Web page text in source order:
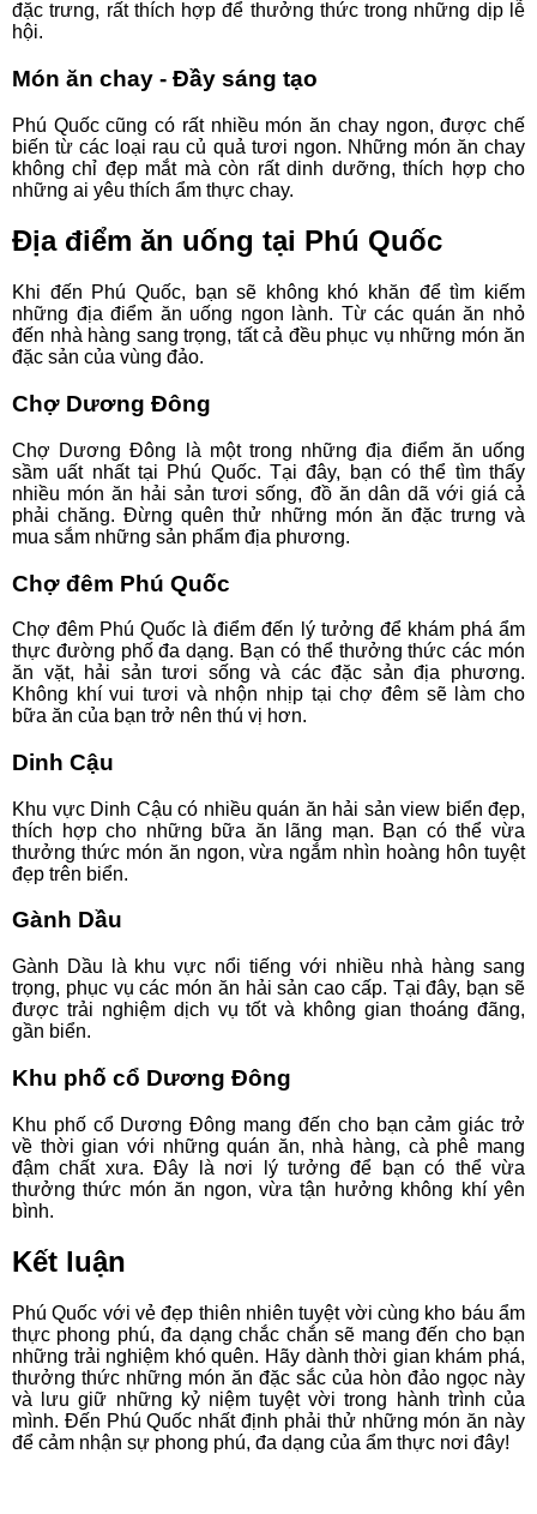
đặc trưng, rất thích hợp để thưởng thức trong những dịp lễ
hội.
Món ăn chay - Đầy sáng tạo
Phú Quốc cũng có rất nhiều món ăn chay ngon, được chế
biến từ các loại rau củ quả tươi ngon. Những món ăn chay
không chỉ đẹp mắt mà còn rất dinh dưỡng, thích hợp cho
những ai yêu thích ẩm thực chay.
Địa điểm ăn uống tại Phú Quốc
Khi đến Phú Quốc, bạn sẽ không khó khăn để tìm kiếm
những địa điểm ăn uống ngon lành. Từ các quán ăn nhỏ
đến nhà hàng sang trọng, tất cả đều phục vụ những món ăn
đặc sản của vùng đảo.
Chợ Dương Đông
Chợ Dương Đông là một trong những địa điểm ăn uống
sầm uất nhất tại Phú Quốc. Tại đây, bạn có thể tìm thấy
nhiều món ăn hải sản tươi sống, đồ ăn dân dã với giá cả
phải chăng. Đừng quên thử những món ăn đặc trưng và
mua sắm những sản phẩm địa phương.
Chợ đêm Phú Quốc
Chợ đêm Phú Quốc là điểm đến lý tưởng để khám phá ẩm
thực đường phố đa dạng. Bạn có thể thưởng thức các món
ăn vặt, hải sản tươi sống và các đặc sản địa phương.
Không khí vui tươi và nhộn nhịp tại chợ đêm sẽ làm cho
bữa ăn của bạn trở nên thú vị hơn.
Dinh Cậu
Khu vực Dinh Cậu có nhiều quán ăn hải sản view biển đẹp,
thích hợp cho những bữa ăn lãng mạn. Bạn có thể vừa
thưởng thức món ăn ngon, vừa ngắm nhìn hoàng hôn tuyệt
đẹp trên biển.
Gành Dầu
Gành Dầu là khu vực nổi tiếng với nhiều nhà hàng sang
trọng, phục vụ các món ăn hải sản cao cấp. Tại đây, bạn sẽ
được trải nghiệm dịch vụ tốt và không gian thoáng đãng,
gần biển.
Khu phố cổ Dương Đông
Khu phố cổ Dương Đông mang đến cho bạn cảm giác trở
về thời gian với những quán ăn, nhà hàng, cà phê mang
đậm chất xưa. Đây là nơi lý tưởng để bạn có thể vừa
thưởng thức món ăn ngon, vừa tận hưởng không khí yên
bình.
Kết luận
Phú Quốc với vẻ đẹp thiên nhiên tuyệt vời cùng kho báu ẩm
thực phong phú, đa dạng chắc chắn sẽ mang đến cho bạn
những trải nghiệm khó quên. Hãy dành thời gian khám phá,
thưởng thức những món ăn đặc sắc của hòn đảo ngọc này
và lưu giữ những kỷ niệm tuyệt vời trong hành trình của
mình. Đến Phú Quốc nhất định phải thử những món ăn này
để cảm nhận sự phong phú, đa dạng của ẩm thực nơi đây!